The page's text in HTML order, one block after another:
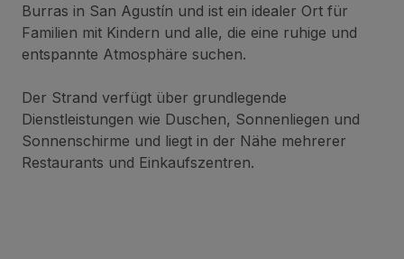
Burras in San Agustín und ist ein idealer Ort für
Familien mit Kindern und alle, die eine ruhige und
entspannte Atmosphäre suchen.
Der Strand verfügt über grundlegende
Dienstleistungen wie Duschen, Sonnenliegen und
Sonnenschirme und liegt in der Nähe mehrerer
Restaurants und Einkaufszentren.